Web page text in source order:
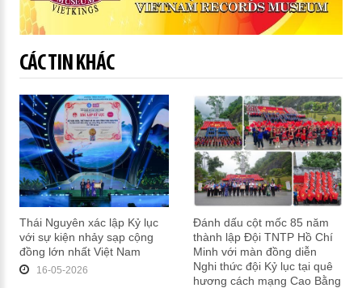
CÁC TIN KHÁC
Thái Nguyên xác lập Kỷ lục
với sự kiện nhảy sạp cộng
đồng lớn nhất Việt Nam
16-05-2026
Đánh dấu cột mốc 85 năm
thành lập Đội TNTP Hồ Chí
Minh với màn đồng diễn
Nghi thức đội Kỷ lục tại quê
hương cách mạng Cao Bằng